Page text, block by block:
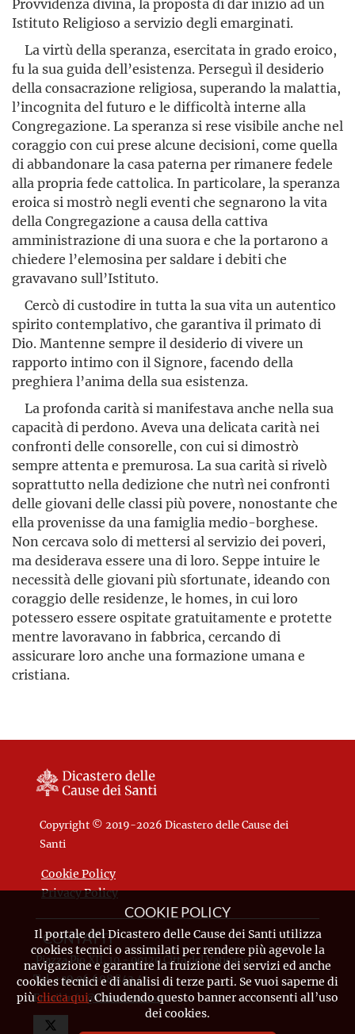
Istituto Religioso a servizio degli emarginati.
La virtù della speranza, esercitata in grado eroico,
fu la sua guida dell’esistenza. Perseguì il desiderio
della consacrazione religiosa, superando la malattia,
l’incognita del futuro e le difficoltà interne alla
Congregazione. La speranza si rese visibile anche nel
coraggio con cui prese alcune decisioni, come quella
di abbandonare la casa paterna per rimanere fedele
alla propria fede cattolica. In particolare, la speranza
eroica si mostrò negli eventi che segnarono la vita
della Congregazione a causa della cattiva
amministrazione di una suora e che la portarono a
chiedere l’elemosina per saldare i debiti che
gravavano sull’Istituto.
Cercò di custodire in tutta la sua vita un autentico
spirito contemplativo, che garantiva il primato di
Dio. Mantenne sempre il desiderio di vivere un
rapporto intimo con il Signore, facendo della
preghiera l’anima della sua esistenza.
La profonda carità si manifestava anche nella sua
capacità di perdono. Aveva una delicata carità nei
confronti delle consorelle, con cui si dimostrò
sempre attenta e premurosa. La sua carità si rivelò
soprattutto nella dedizione che nutrì nei confronti
delle giovani delle classi più povere, nonostante che
ella provenisse da una famiglia medio-borghese.
Non cercava solo di mettersi al servizio dei poveri,
ma desiderava essere una di loro. Seppe intuire le
necessità delle giovani più sfortunate, ideando con
coraggio delle residenze, le homes, in cui loro
potessero essere ospitate gratuitamente e protette
mentre lavoravano in fabbrica, cercando di
assicurare loro anche una formazione umana e
cristiana.
Copyright © 2019-2026 Dicastero delle Cause dei
Santi
Cookie Policy
Privacy Policy
CONTATTI
Piazza Pio XII, 10 - 00120 Città del Vaticano
Tel. +39.06.698.842.44
Emailinfo@causesanti.va
COOKIE POLICY
Il portale del Dicastero delle Cause dei Santi utilizza
cookies tecnici o assimilati per rendere più agevole la
navigazione e garantire la fruizione dei servizi ed anche
cookies tecnici e di analisi di terze parti. Se vuoi saperne di
piùclicca qui. Chiudendo questo banner acconsenti all’uso
dei cookies.